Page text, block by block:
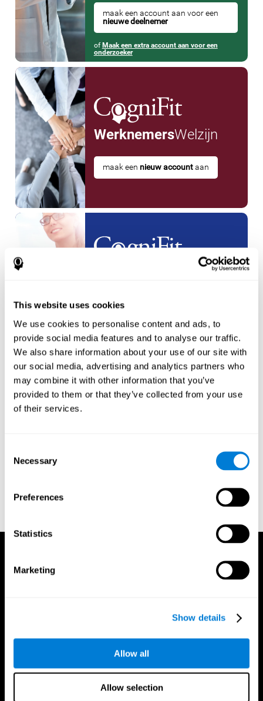
This website uses cookies
We use cookies to personalise content and ads, to
provide social media features and to analyse our traffic.
We also share information about your use of our site with
our social media, advertising and analytics partners who
may combine it with other information that you’ve
provided to them or that they’ve collected from your use
of their services.
Selection
Necessary
Preferences
Statistics
Marketing
Show details
Allow all
Allow selection
maak een account aan voor een
nieuwe deelnemer
of Maak een extra account aan voor een
onderzoeker
WerknemersWelzijn
maak een nieuw accountaan
maak een nieuw account aan